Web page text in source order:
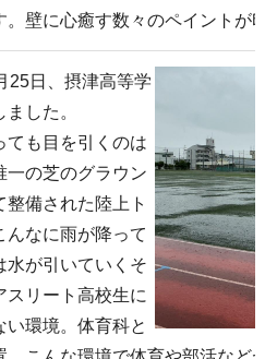
。壁に心癒す数々のペイントが印
25日、摂津高等学
した。
ても目を引くのは
一の芝のグラウン
整備された陸上ト
んなに雨が降って
水が引いていくそ
スリート高校生に
い環境。体育科と